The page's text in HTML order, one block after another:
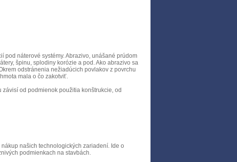
pod náterové systémy. Abrazivo, unášané prúdom
špinu, splodiny korózie a pod. Ako abrazivo sa
odstránenia nežiadúcich povlakov z povrchu
mala o čo zakotviť.
od podmienok použitia konštrukcie, od
našich technologických zariadení. Ide o
podmienkach na stavbách.